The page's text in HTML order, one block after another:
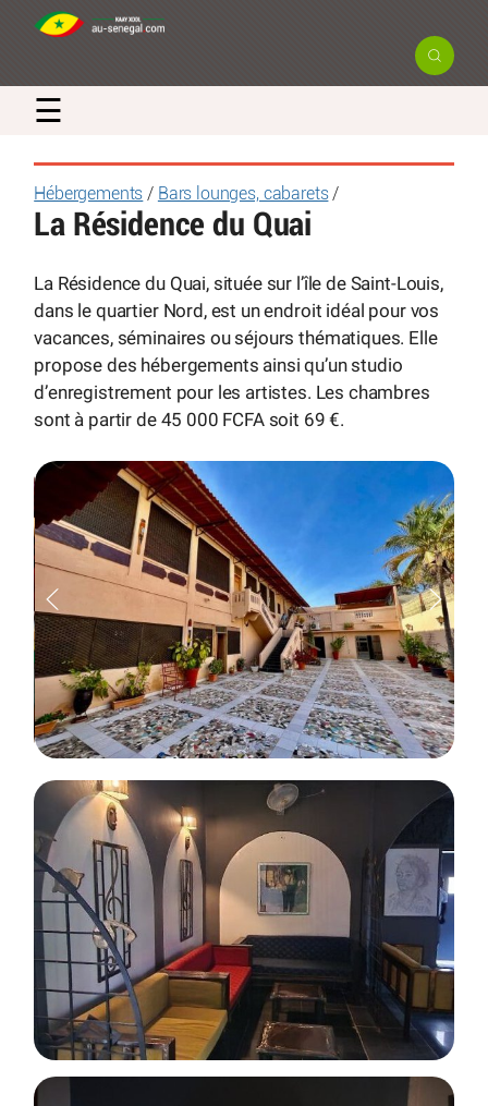
☰
Hébergements / Bars lounges, cabarets/
La Résidence du Quai
La Résidence du Quai, située sur l’île de Saint-Louis,
dans le quartier Nord, est un endroit idéal pour vos
vacances, séminaires ou séjours thématiques. Elle
propose des hébergements ainsi qu’un studio
d’enregistrement pour les artistes. Les chambres
sont à partir de 45 000 FCFA soit 69 €.